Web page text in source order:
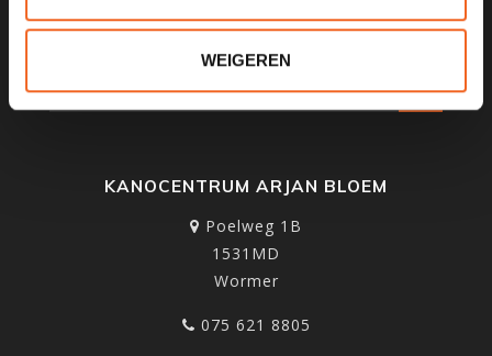
WEIGEREN
SCHRIJF JE IN VOOR ONZE
KANOCENTRUM ARJAN BLOEM
Poelweg 1B
1531MD
Wormer
075 621 8805